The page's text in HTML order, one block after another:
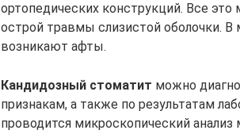
ортопедических конструкций. Все
острой травмы слизистой оболочки.
возникают афты.
Кандидозный стоматит можно
признакам, а также по результатам
проводится микроскопический анализ